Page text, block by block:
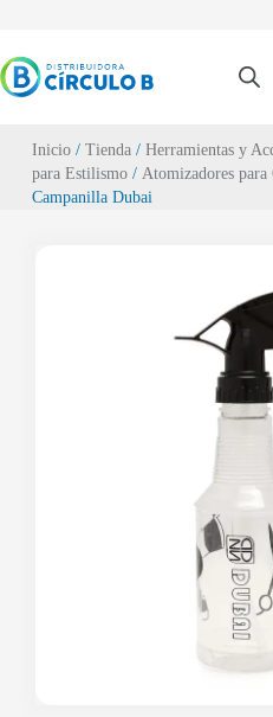
Inicio/ Tienda/ Herramientas y
para Estilismo/ Atomizadores para
Campanilla Dubai